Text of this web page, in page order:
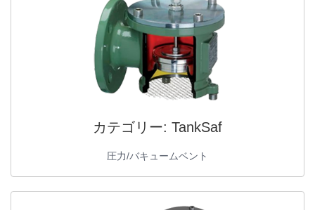
カテゴリー: TankSaf
圧力/バキュームベント